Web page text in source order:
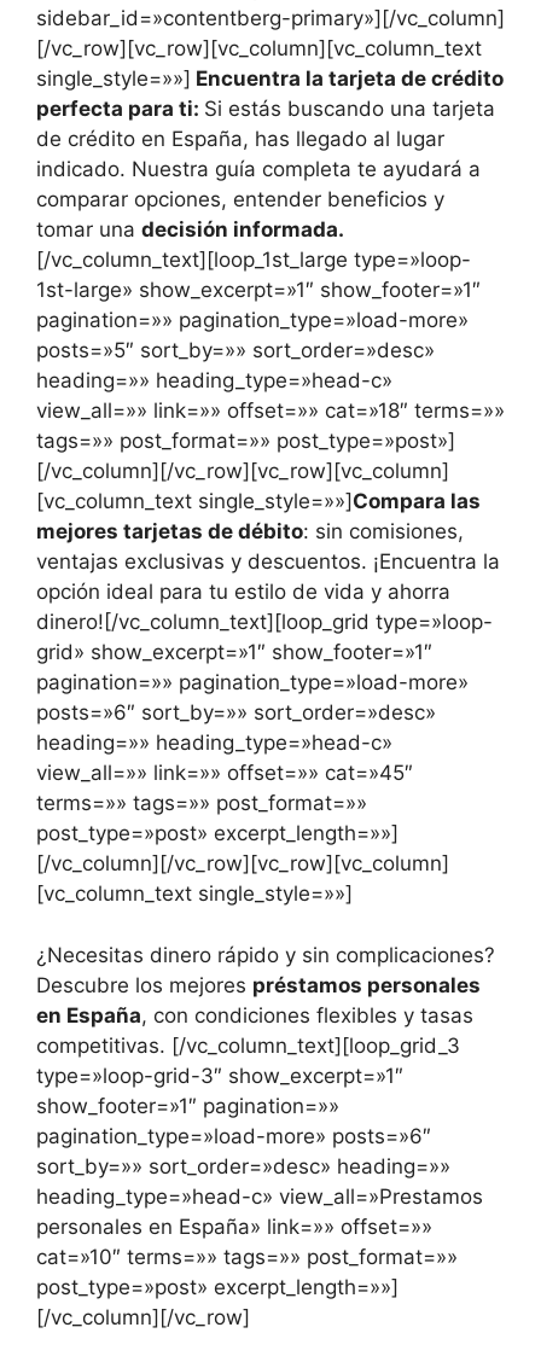
sidebar_id=»contentberg-primary»][/vc_column]
[/vc_row][vc_row][vc_column][vc_column_text
single_style=»»] Encuentra la tarjeta de crédito
perfecta para ti: Si estás buscando una tarjeta
de crédito en España, has llegado al lugar
indicado. Nuestra guía completa te ayudará a
comparar opciones, entender beneficios y
tomar una decisión informada.
[/vc_column_text][loop_1st_large type=»loop-
1st-large» show_excerpt=»1″ show_footer=»1″
pagination=»» pagination_type=»load-more»
posts=»5″ sort_by=»» sort_order=»desc»
heading=»» heading_type=»head-c»
view_all=»» link=»» offset=»» cat=»18″ terms=»»
tags=»» post_format=»» post_type=»post»]
[/vc_column][/vc_row][vc_row][vc_column]
[vc_column_text single_style=»»] Compara las
mejores tarjetas de débito: sin comisiones,
ventajas exclusivas y descuentos. ¡Encuentra la
opción ideal para tu estilo de vida y ahorra
dinero![/vc_column_text][loop_grid type=»loop-
grid» show_excerpt=»1″ show_footer=»1″
pagination=»» pagination_type=»load-more»
posts=»6″ sort_by=»» sort_order=»desc»
heading=»» heading_type=»head-c»
view_all=»» link=»» offset=»» cat=»45″
terms=»» tags=»» post_format=»»
post_type=»post» excerpt_length=»»]
[/vc_column][/vc_row][vc_row][vc_column]
[vc_column_text single_style=»»]
¿Necesitas dinero rápido y sin complicaciones?
Descubre los mejores préstamos personales
en España, con condiciones flexibles y tasas
competitivas. [/vc_column_text][loop_grid_3
type=»loop-grid-3″ show_excerpt=»1″
show_footer=»1″ pagination=»»
pagination_type=»load-more» posts=»6″
sort_by=»» sort_order=»desc» heading=»»
heading_type=»head-c» view_all=»Prestamos
personales en España» link=»» offset=»»
cat=»10″ terms=»» tags=»» post_format=»»
post_type=»post» excerpt_length=»»]
[/vc_column][/vc_row]